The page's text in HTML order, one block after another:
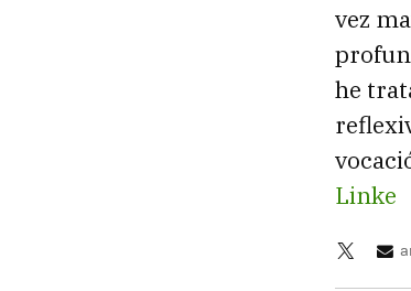
vez
he
Linke